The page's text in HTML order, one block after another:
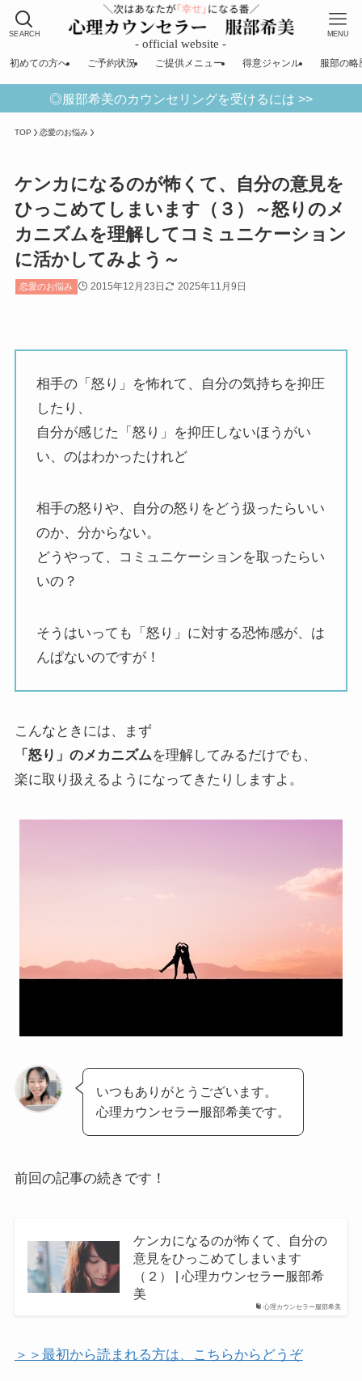
SEARCH MENU
初めての方へ ご予約状況 ご提供メニュー 得意ジャンル 服部の略
◎服部希美のカウンセリングを受けるには >>
TOP 恋愛のお悩み
ケンカになるのが怖くて、自分の意見を
ひっこめてしまいます（３）～怒りのメ
カニズムを理解してコミュニケーション
に活かしてみよう～
恋愛のお悩み 2015年12月23日 2025年11月9日
相手の「怒り」を怖れて、自分の気持ちを抑圧
したり、
自分が感じた「怒り」を抑圧しないほうがい
い、のはわかったけれど
相手の怒りや、自分の怒りをどう扱ったらいい
のか、分からない。
どうやって、コミュニケーションを取ったらい
いの？
そうはいっても「怒り」に対する恐怖感が、は
んぱないのですが！
こんなときには、まず
「怒り」のメカニズムを理解してみるだけでも、
楽に取り扱えるようになってきたりしますよ。
いつもありがとうございます。
心理カウンセラー服部希美です。
前回の記事の続きです！
心理カウンセラー服部希美
ケンカになるのが怖くて、自分の
意見をひっこめてしまいます
（２） | 心理カウンセラー服部希
美
＞＞最初から読まれる方は、こちらからどうぞ